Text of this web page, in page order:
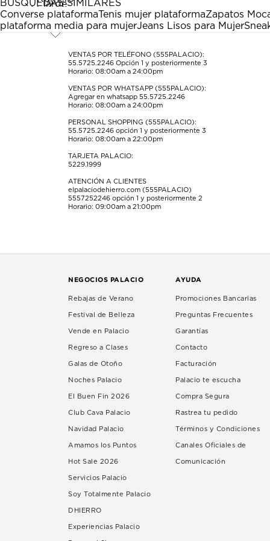
Esta
acción
abrirá
formulario
Esta
acción
abrirá
formulario
de
Esta
acción
abrirá
formulario
de
Esta
acción
abrirá
formulario
de
Esta
acción
abrirá
formulario
de
envío.
BÚSQUEDAS SIMILARES
Converse plataformaTenis mujer plataformaZapatos
plataforma media para mujerJeans Lisos para Mujer
VENTAS POR TELÉFONO (555PALACIO):
55.5725.2246 Opción 1 y posteriormente 3
Horario: 08:00am a 24:00pm
VENTAS POR WHATSAPP (555PALACIO):
Agregar en whatsapp 55.5725.2246
Horario: 08:00am a 24:00pm
PERSONAL SHOPPING (555PALACIO):
55.5725.2246 opción 1 y posteriormente 3
Horario: 08:00am a 22:00pm
TARJETA PALACIO:
5229.1999
ATENCIÓN A CLIENTES
elpalaciodehierro.com (555PALACIO)
5557252246 opción 1 y posteriormente 2
Horario: 09:00am a 21:00pm
NEGOCIOS PALACIO
Rebajas de Verano
Festival de Belleza
Vende en Palacio
Regreso a Clases
Galas de Otoño
Noches Palacio
El Buen Fin 2026
Club Cava Palacio
Navidad Palacio
Amamos los Puntos
Hot Sale 2026
Servicios Palacio
Soy Totalmente Palacio
DHIERRO
Experiencias Palacio
AYUDA
Promociones Bancarias
Preguntas Frecuentes
Garantías
Contacto
Facturación
Palacio te escucha
Compra Segura
Rastrea tu pedido
Términos y Condiciones
Canales Oficiales de
Comunicación